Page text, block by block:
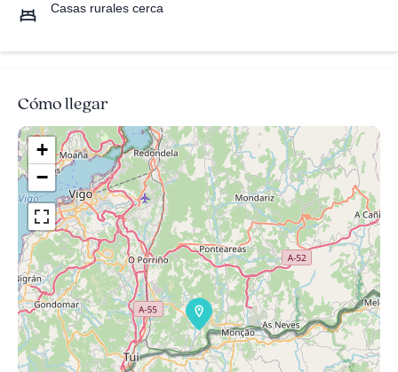
Casas rurales cerca
Cómo llegar
+
−